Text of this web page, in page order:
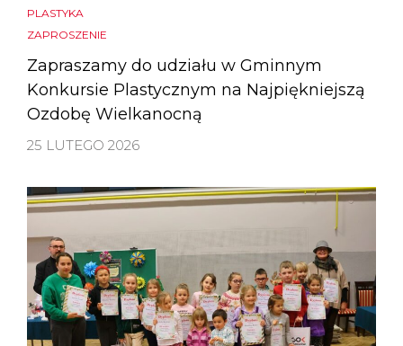
PLASTYKA
ZAPROSZENIE
Zapraszamy do udziału w Gminnym
Konkursie Plastycznym na Najpiękniejszą
Ozdobę Wielkanocną
25 LUTEGO 2026